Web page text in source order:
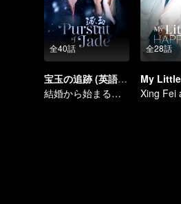
全40話
宝玉の追跡 (英語版)
結婚から始まる愛！硝煙が試す本当の想い
全28話